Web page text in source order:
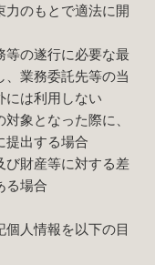
のもとで適法に開
等の遂行に必要な最
業務委託先等の当
には利用しない
象となった際に、
提出する場合
び財産等に対する差
る場合
人情報を以下の目